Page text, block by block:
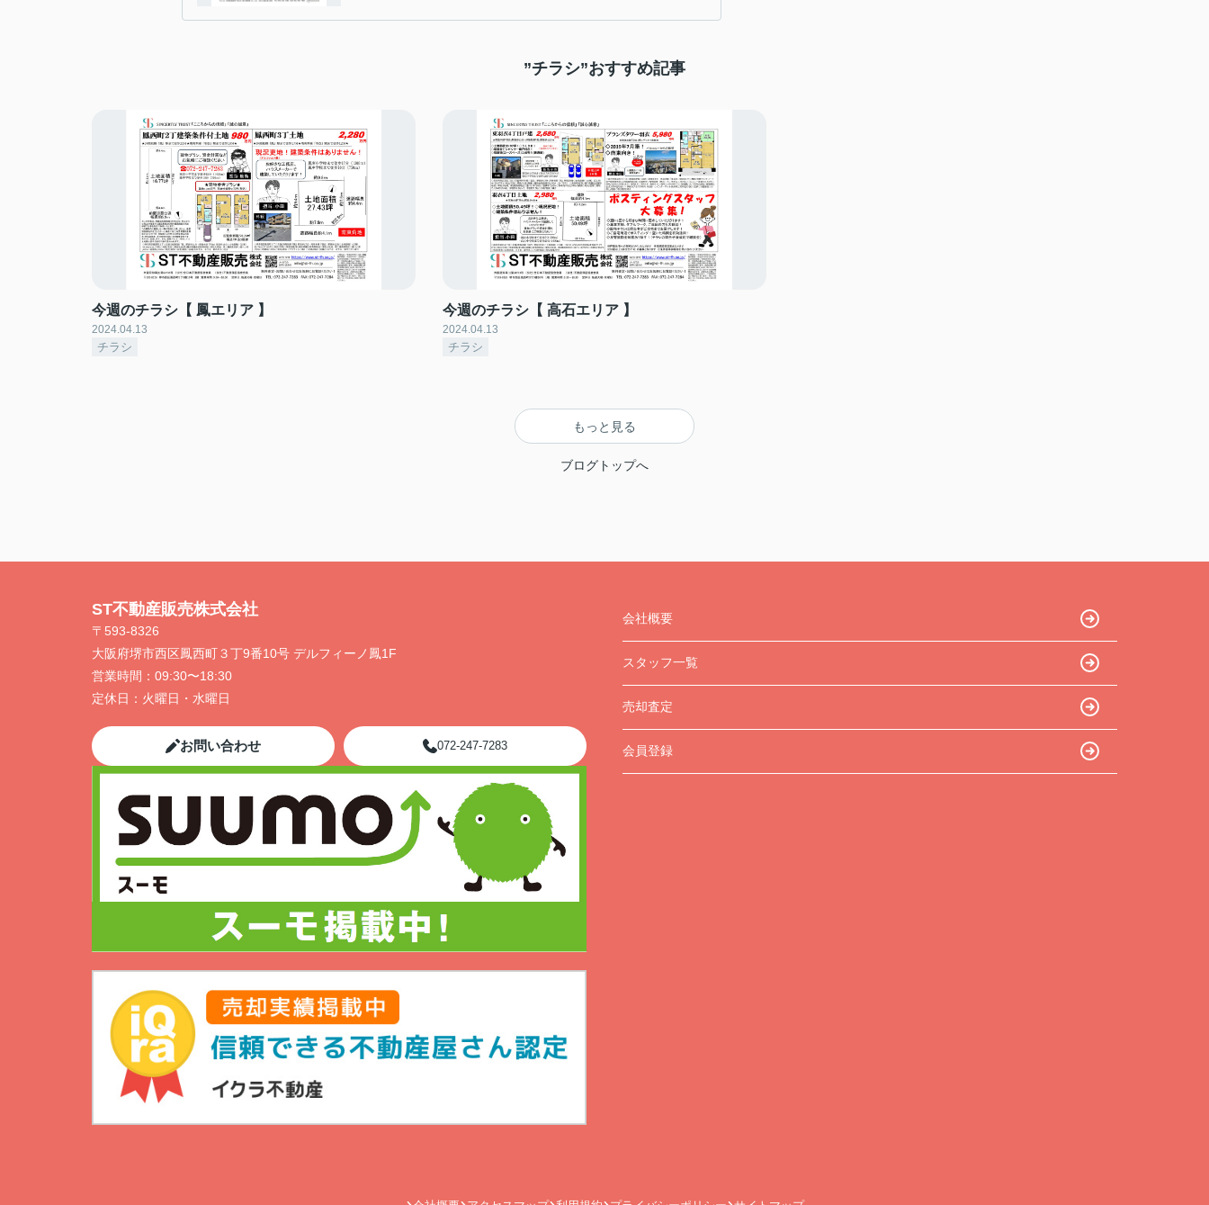
”チラシ”おすすめ記事
今週のチラシ【 鳳エリア 】
2024.04.13
チラシ
今週のチラシ【 高石エリア 】
2024.04.13
チラシ
もっと見る
ブログトップへ
ST不動産販売株式会社
〒593-8326
大阪府堺市西区鳳西町３丁9番10号 デルフィーノ鳳1F
営業時間： 09:30〜18:30
定休日： 火曜日・水曜日
お問い合わせ 072-247-7283
会社概要
スタッフ一覧
売却査定
会員登録